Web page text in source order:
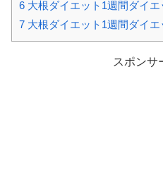
6 大根ダイエット1週間ダイ
7 大根ダイエット1週間ダイ
スポンサ